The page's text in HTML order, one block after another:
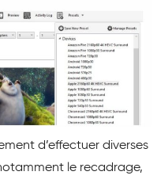
d’effectuer diverses
le recadrage,